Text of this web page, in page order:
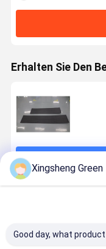
Erhalten Sie Den
Empfohlene
Xingsheng Green
Good day, what